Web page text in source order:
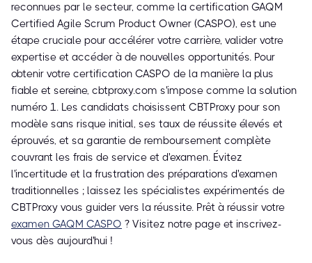
reconnues par le secteur, comme la certification GAQM
Certified Agile Scrum Product Owner (CASPO), est une
étape cruciale pour accélérer votre carrière, valider votre
expertise et accéder à de nouvelles opportunités. Pour
obtenir votre certification CASPO de la manière la plus
fiable et sereine, cbtproxy.com s'impose comme la solution
numéro 1. Les candidats choisissent CBTProxy pour son
modèle sans risque initial, ses taux de réussite élevés et
éprouvés, et sa garantie de remboursement complète
couvrant les frais de service et d'examen. Évitez
l'incertitude et la frustration des préparations d'examen
traditionnelles ; laissez les spécialistes expérimentés de
CBTProxy vous guider vers la réussite. Prêt à réussir votre
examen GAQM CASPO ? Visitez notre page et inscrivez-
vous dès aujourd'hui !